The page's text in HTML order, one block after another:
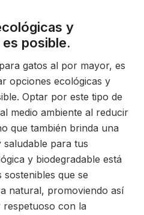
y
posible.
gatos al por mayor, es
opciones ecológicas y
Optar por este tipo de
medio ambiente al reducir
que también brinda una
saludable para tus
y biodegradable está
que se
natural, promoviendo así
con la